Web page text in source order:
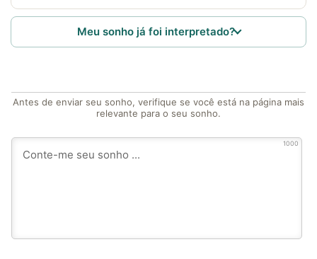
Meu sonho já foi interpretado?
Antes de enviar seu sonho, verifique se você está na página mais
relevante para o seu sonho.
1000